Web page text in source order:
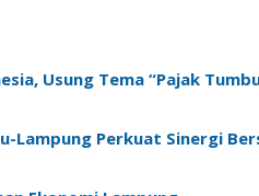
Usung Tema “Pajak
Lampung Perkuat Sinergi